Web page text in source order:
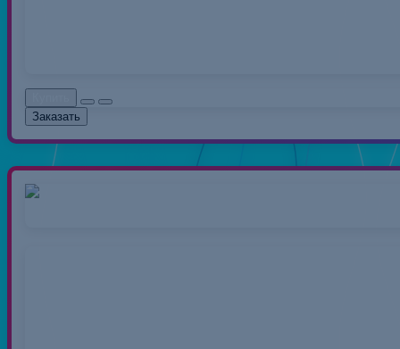
Заказать